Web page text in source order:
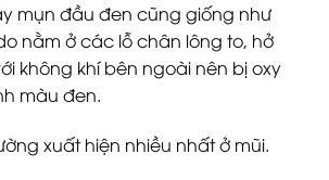
mụn đầu đen cũng giống như
nằm ở các lỗ chân lông to, hở
không khí bên ngoài nên bị oxy
màu đen.
xuất hiện nhiều nhất ở mũi.